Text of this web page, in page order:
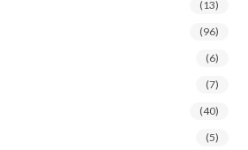
(13)
(96)
(6)
(7)
(40)
(5)